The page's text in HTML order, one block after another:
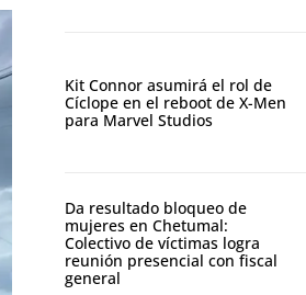
Kit Connor asumirá el rol de
Cíclope en el reboot de X-Men
para Marvel Studios
Da resultado bloqueo de
mujeres en Chetumal:
Colectivo de víctimas logra
reunión presencial con fiscal
general